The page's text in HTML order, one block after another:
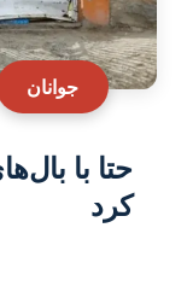
جوانان
حتا با
کرد